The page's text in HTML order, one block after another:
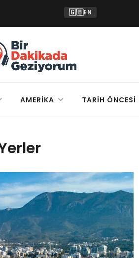
🇬🇧EN
AMERIKA TARIH ÖNCESI